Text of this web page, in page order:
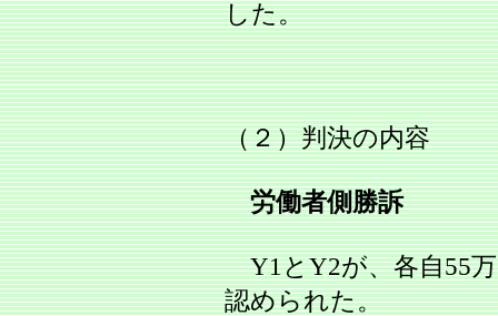
した。
（２）判決の内容
労働者側勝訴
Y1とY2が、各自55万
認められた。